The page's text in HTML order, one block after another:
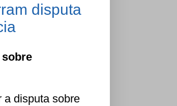
disputa
a disputa sobre